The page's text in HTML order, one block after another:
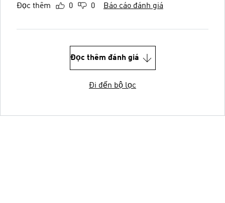
Đọc thêm 0 0 Báo cáo đánh giá
Đọc thêm đánh giá
Đi đến bộ lọc